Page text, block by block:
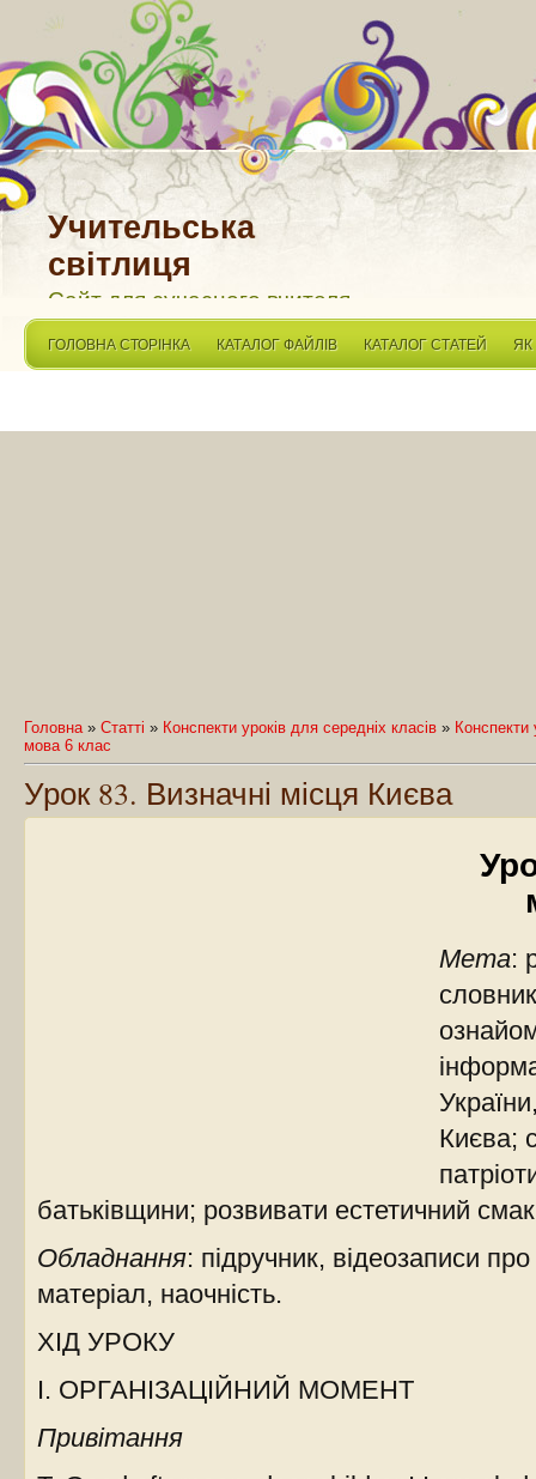
Учительська
світлиця
Сайт для сучасного вчителя
ГОЛОВНА СТОРІНКА КАТАЛОГ ФАЙЛІВ КАТАЛОГ СТАТЕЙ ЯК
Головна» Статті » Конспекти уроків для середніх класів » Конспекти
мова 6 клас
Урок 83. Визначні місця Києва
Мета:
Києва;
батьківщини; розвивати естетичний смак
Обладнання: підручник, відеозаписи
матеріал, наочність.
ХІД УРОКУ
І. ОРГАНІЗАЦІЙНИЙ МОМЕНТ
Привітання